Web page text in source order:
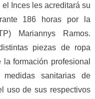
Inces les acreditará su
186 horas por la
Mariannys Ramos.
piezas de ropa
formación profesional
sanitarias de
uso de sus respectivos